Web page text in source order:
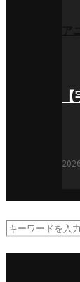
Search